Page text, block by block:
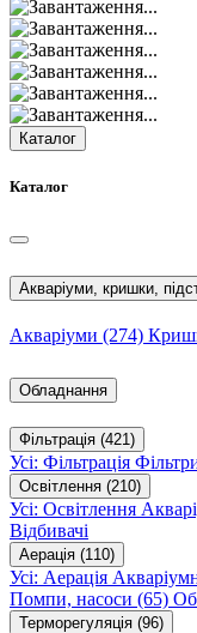
Каталог
Каталог
Акваріуми, кришки,
Акваріуми (274)
Обладнання
Фільтрація (421)
Усі: Фільтрація
Освітлення (210)
Усі: Освітлення
Відбивачі
Аерація (110)
Усі: Аерація
Помпи, насоси (65)
Терморегуляція (96)